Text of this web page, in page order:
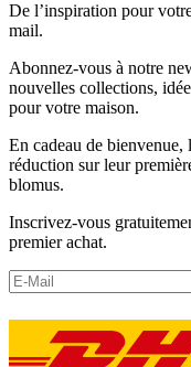
De l’inspiration pour
mail.
Abonnez-vous à notre
nouvelles collections,
pour votre maison.
En cadeau de
réduction sur leur
blomus.
Inscrivez-vous
premier achat.